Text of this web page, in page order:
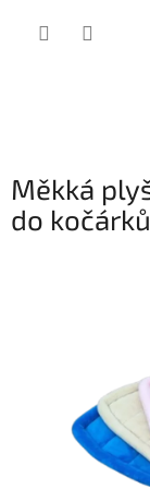
Měkká
do